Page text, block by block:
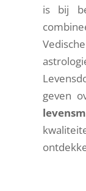
is bij
geven